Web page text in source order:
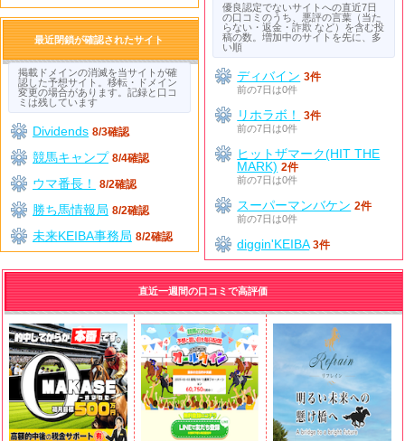
優良認定でないサイトへの直近7日
の口コミのうち、悪評の言葉（当た
らない・返金・詐欺 など）を含む投
稿の数。増加中のサイトを先に、多
い順
ディバイン 3件
前の7日は0件
リホラボ！
3件
前の7日は0件
ヒットザマーク(HIT THE
MARK) 2件
前の7日は0件
スーパーマンバケン 2件
前の7日は0件
diggin'KEIBA 3件
最近閉鎖が確認されたサイト
掲載ドメインの消滅を当サイトが確
認した予想サイト。移転・ドメイン
変更の場合があります。記録と口コ
ミは残しています
Dividends 8/3確認
競馬キャンプ 8/4確認
ウマ番長！ 8/2確認
勝ち馬情報局 8/2確認
未来KEIBA事務局 8/2確認
直近一週間の口コミで高評価